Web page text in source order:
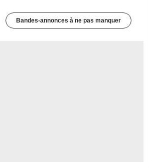
Bandes-annonces à ne pas manquer